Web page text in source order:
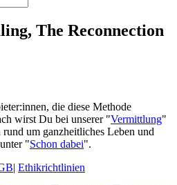
The Reconnection
die diese Methode
wirst Du bei unserer "Vermittlung"
um ganzheitliches Leben und
"Schon dabei".
| Ethikrichtlinien